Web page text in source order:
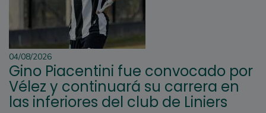
04/08/2026
Gino Piacentini fue convocado por
Vélez y continuará su carrera en
las inferiores del club de Liniers